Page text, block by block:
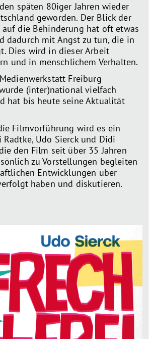
späten 80iger Jahren wieder
geworden. Der Blick der
die Behinderung hat oft etwas
dadurch mit Angst zu tun, die in
Dies wird in dieser Arbeit
und in menschlichem Verhalten.
Freiburg
(inter)national vielfach
hat bis heute seine Aktualität
Filmvorführung wird es ein
Radtke, Udo Sierck und Didi
den Film seit über 35 Jahren
zu Vorstellungen begleiten
Entwicklungen über
haben und diskutieren.